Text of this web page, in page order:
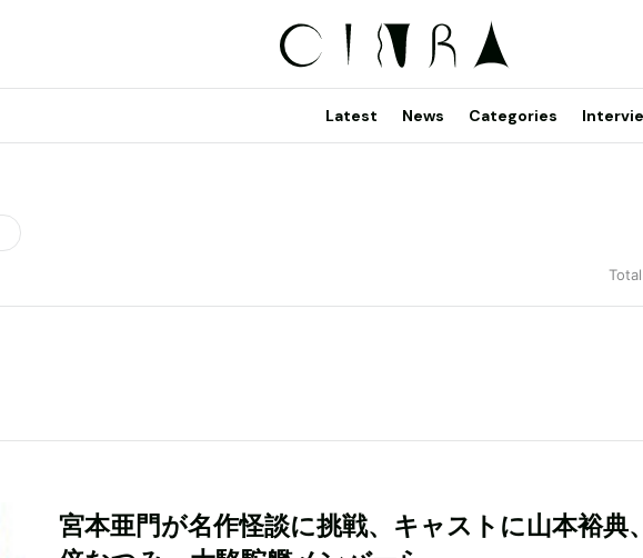
Latest News Categories
宮本亜門が名作怪談に挑戦、キャストに山本裕典